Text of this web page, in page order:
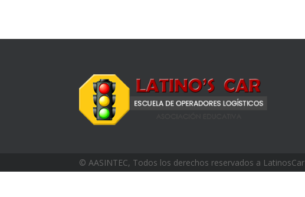
© AASINTEC, Todos los derechos reservados a LatinosCar